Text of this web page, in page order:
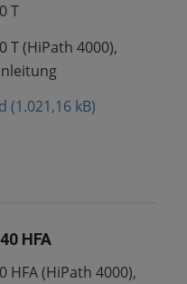
T
T (HiPath 4000),
HFA
HFA (HiPath 4000),